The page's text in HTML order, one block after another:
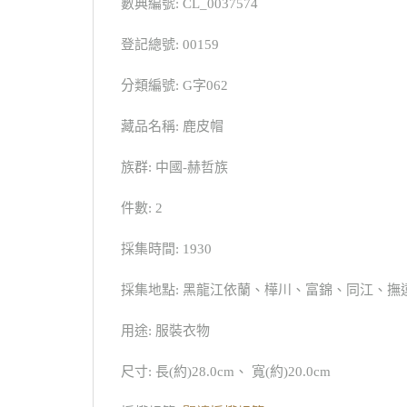
數典編號: CL_0037574
登記總號: 00159
分類編號: G字062
藏品名稱: 鹿皮帽
族群: 中國-赫哲族
件數: 2
採集時間: 1930
採集地點: 黑龍江依蘭、樺川、富錦、同江、撫
用途: 服裝衣物
尺寸: 長(約)28.0cm、 寬(約)20.0cm